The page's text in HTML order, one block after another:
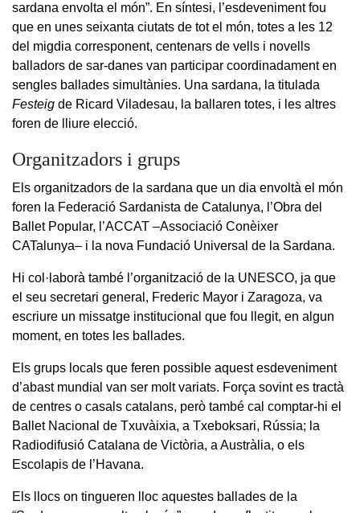
sardana envolta el món”. En síntesi, l’esdeveniment fou
que en unes seixanta ciutats de tot el món, totes a les 12
del migdia corresponent, centenars de vells i novells
balladors de sar-danes van participar coordinadament en
sengles ballades simultànies. Una sardana, la titulada
Festeig de Ricard Viladesau, la ballaren totes, i les altres
foren de lliure elecció.
Organitzadors i grups
Els organitzadors de la sardana que un dia envoltà el món
foren la Federació Sardanista de Catalunya, l’Obra del
Ballet Popular, l’ACCAT –Associació Conèixer
CATalunya– i la nova Fundació Universal de la Sardana.
Hi col·laborà també l’organització de la UNESCO, ja que
el seu secretari general, Frederic Mayor i Zaragoza, va
escriure un missatge institucional que fou llegit, en algun
moment, en totes les ballades.
Els grups locals que feren possible aquest esdeveniment
d’abast mundial van ser molt variats. Força sovint es tractà
de centres o casals catalans, però també cal comptar-hi el
Ballet Nacional de Txuvàixia, a Txeboksari, Rússia; la
Radiodifusió Catalana de Victòria, a Austràlia, o els
Escolapis de l’Havana.
Els llocs on tingueren lloc aquestes ballades de la